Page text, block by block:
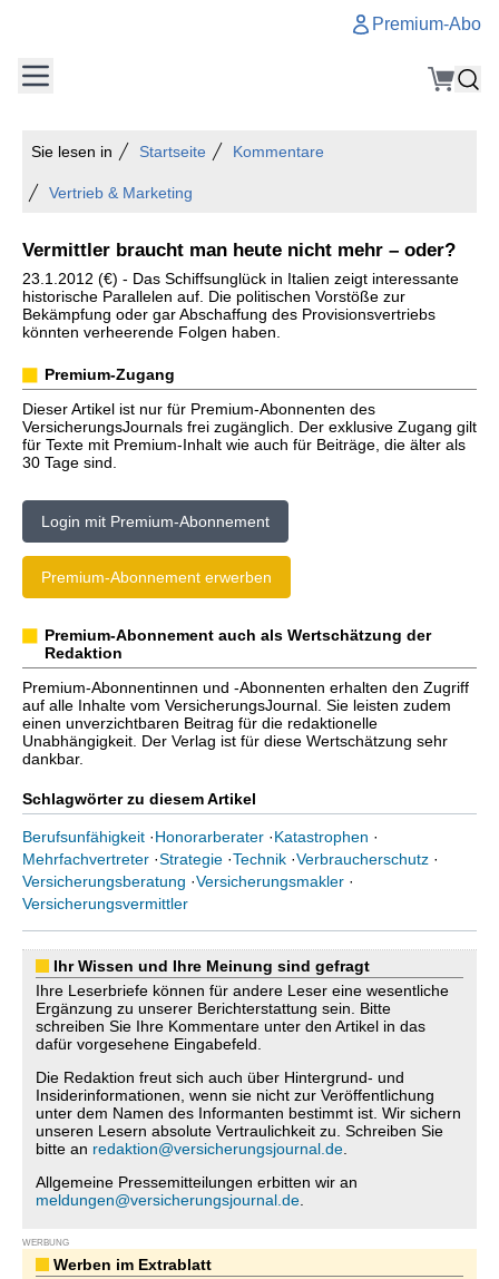
Premium-Abo
Sie lesen in Startseite Kommentare
Vertrieb & Marketing
Vermittler braucht man heute nicht mehr – oder?
23.1.2012 (€) - Das Schiffsunglück in Italien zeigt interessante
historische Parallelen auf. Die politischen Vorstöße zur
Bekämpfung oder gar Abschaffung des Provisionsvertriebs
könnten verheerende Folgen haben.
Premium-Zugang
Dieser Artikel ist nur für Premium-Abonnenten des
VersicherungsJournals frei zugänglich. Der exklusive Zugang gilt
für Texte mit Premium-Inhalt wie auch für Beiträge, die älter als
30 Tage sind.
Login mit Premium-Abonnement
Premium-Abonnement erwerben
Premium-Abonnement auch als Wertschätzung der
Redaktion
Premium-Abonnentinnen und -Abonnenten erhalten den Zugriff
auf alle Inhalte vom VersicherungsJournal. Sie leisten zudem
einen unverzichtbaren Beitrag für die redaktionelle
Unabhängigkeit. Der Verlag ist für diese Wertschätzung sehr
dankbar.
Schlagwörter zu diesem Artikel
Berufsunfähigkeit ·Honorarberater ·Katastrophen ·
Mehrfachvertreter ·Strategie ·Technik ·Verbraucherschutz ·
Versicherungsberatung ·Versicherungsmakler ·
Versicherungsvermittler
Ihr Wissen und Ihre Meinung sind gefragt
Ihre Leserbriefe können für andere Leser eine wesentliche
Ergänzung zu unserer Berichterstattung sein. Bitte
schreiben Sie Ihre Kommentare unter den Artikel in das
dafür vorgesehene Eingabefeld.
Die Redaktion freut sich auch über Hintergrund- und
Insiderinformationen, wenn sie nicht zur Veröffentlichung
unter dem Namen des Informanten bestimmt ist. Wir sichern
unseren Lesern absolute Vertraulichkeit zu. Schreiben Sie
bitte an redaktion@versicherungsjournal.de
Allgemeine Pressemitteilungen erbitten wir an
meldungen@versicherungsjournal.de
WERBUNG
Werben im Extrablatt